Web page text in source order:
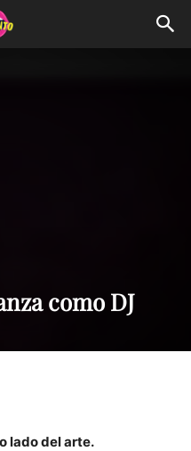
como DJ
lado del arte.